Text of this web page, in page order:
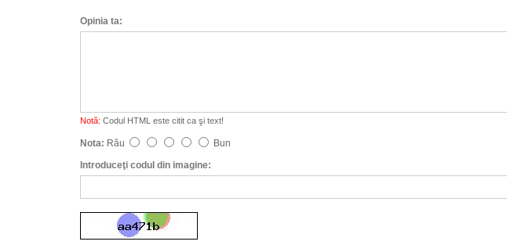
Opinia ta:
Notă: Codul HTML este citit ca şi text!
Nota: Rău
Bun
Introduceţi codul din imagine: